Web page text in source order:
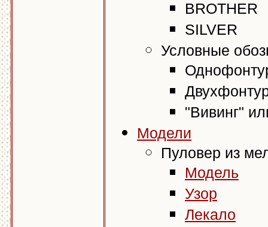
BROTHER
SILVER
Условные
"Вивинг"
Модели
Пуловер из
Модель
Узор
Лекало